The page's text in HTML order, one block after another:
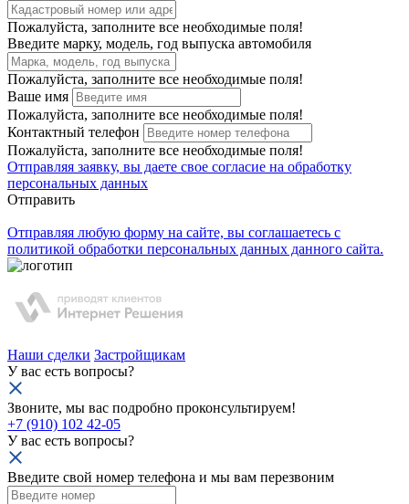
Пожалуйста, заполните все необходимые поля!
Введите марку, модель, год выпуска автомобиля
Пожалуйста, заполните все необходимые поля!
Ваше имя
Пожалуйста, заполните все необходимые поля!
Контактный телефон
Пожалуйста, заполните все необходимые поля!
Отправляя заявку, вы даете свое согласие на обработку
персональных данных
Отправить
Отправляя любую форму на сайте, вы соглашаетесь с
политикой обработки персональных данных данного сайта.
Наши сделки Застройщикам
У вас есть вопросы?
Звоните, мы вас подробно проконсультируем!
+7 (910) 102 42-05
У вас есть вопросы?
Введите свой номер телефона и мы вам перезвоним